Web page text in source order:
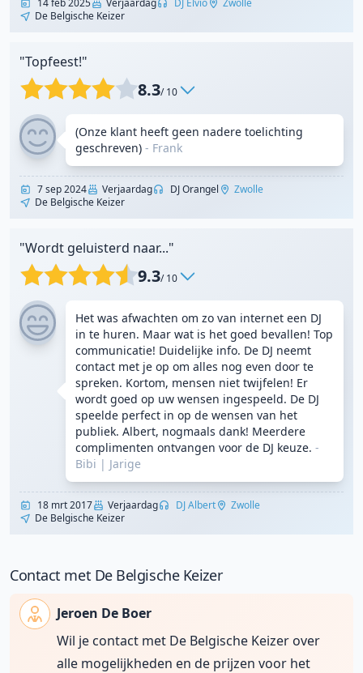
14 feb 2025 Verjaardag DJ Elvio
Zwolle
De Belgische Keizer
"Topfeest!"
8.3/ 10
(Onze klant heeft geen nadere toelichting
geschreven) - Frank
7 sep 2024 Verjaardag DJ Orangel
Zwolle
De Belgische Keizer
"Wordt geluisterd naar..."
9.3/ 10
Het was afwachten om zo van internet een DJ
in te huren. Maar wat is het goed bevallen! Top
communicatie! Duidelijke info. De DJ neemt
contact met je op om alles nog even door te
spreken. Kortom, mensen niet twijfelen! Er
wordt goed op uw wensen ingespeeld. De DJ
speelde perfect in op de wensen van het
publiek. Albert, nogmaals dank! Meerdere
complimenten ontvangen voor de DJ keuze. -
Bibi | Jarige
18 mrt 2017 Verjaardag DJ Albert
Zwolle
De Belgische Keizer
Contact met De Belgische Keizer
Jeroen De Boer
Wil je contact met De Belgische Keizer over
alle mogelijkheden en de prijzen voor het